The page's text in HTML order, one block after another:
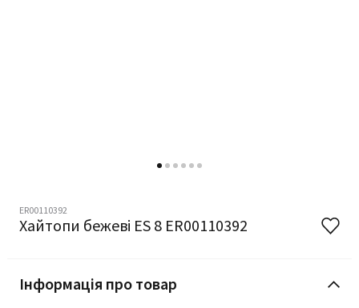
ER00110392
Хайтопи бежеві ES 8 ER00110392
Інформація про товар